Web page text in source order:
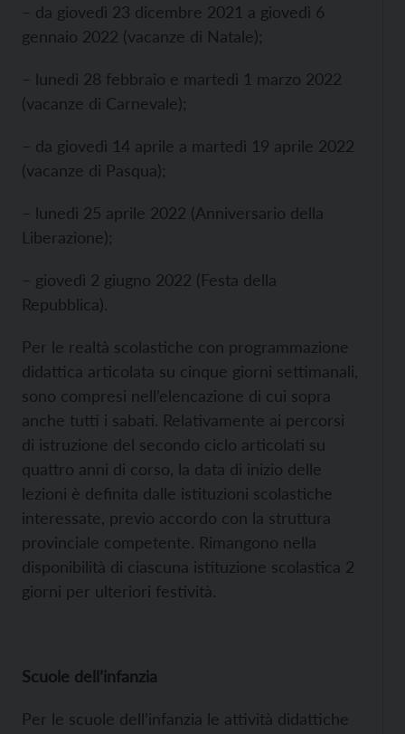
– da giovedì 23 dicembre 2021 a giovedì 6
gennaio 2022 (vacanze di Natale);
– lunedì 28 febbraio e martedì 1 marzo 2022
(vacanze di Carnevale);
– da giovedì 14 aprile a martedì 19 aprile 2022
(vacanze di Pasqua);
– lunedì 25 aprile 2022 (Anniversario della
Liberazione);
– giovedì 2 giugno 2022 (Festa della
Repubblica).
Per le realtà scolastiche con programmazione
didattica articolata su cinque giorni settimanali,
sono compresi nell’elencazione di cui sopra
anche tutti i sabati. Relativamente ai percorsi
di istruzione del secondo ciclo articolati su
quattro anni di corso, la data di inizio delle
lezioni è definita dalle istituzioni scolastiche
interessate, previo accordo con la struttura
provinciale competente. Rimangono nella
disponibilità di ciascuna istituzione scolastica 2
giorni per ulteriori festività.
Scuole dell’infanzia
Per le scuole dell’infanzia le attività didattiche